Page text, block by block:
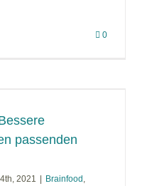
0
passenden
2021 Brainfood ,